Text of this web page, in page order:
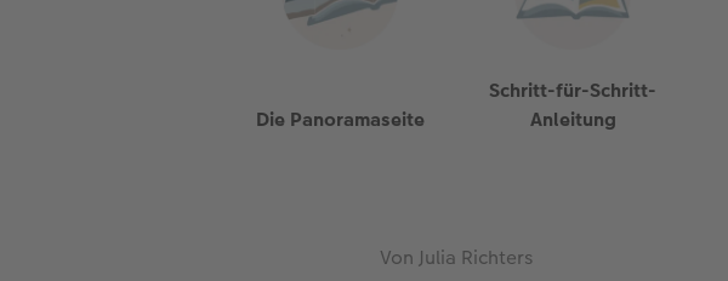
Die Panoramaseite
Schritt-für-Schritt-
Anleitung
Von Julia Richters